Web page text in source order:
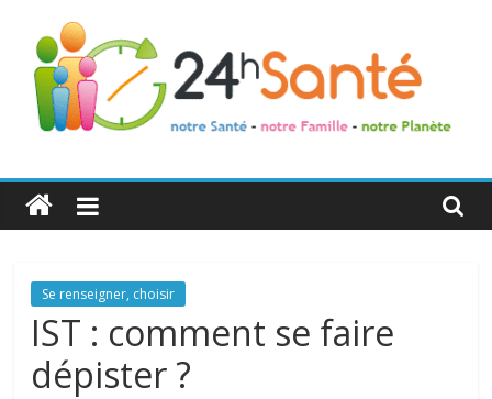
24h
Santé
La
santé
toute
Se renseigner, choisir
IST : comment se faire
dépister ?